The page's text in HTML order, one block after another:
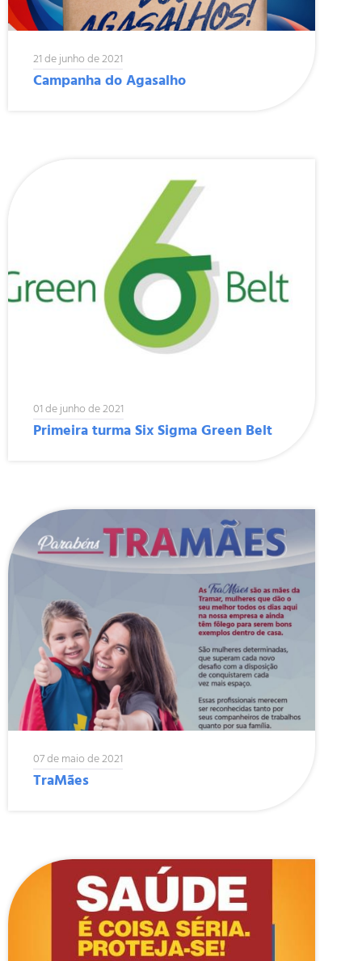
21 de junho de 2021
Campanha do Agasalho
01 de junho de 2021
Primeira turma Six Sigma Green Belt
07 de maio de 2021
TraMães